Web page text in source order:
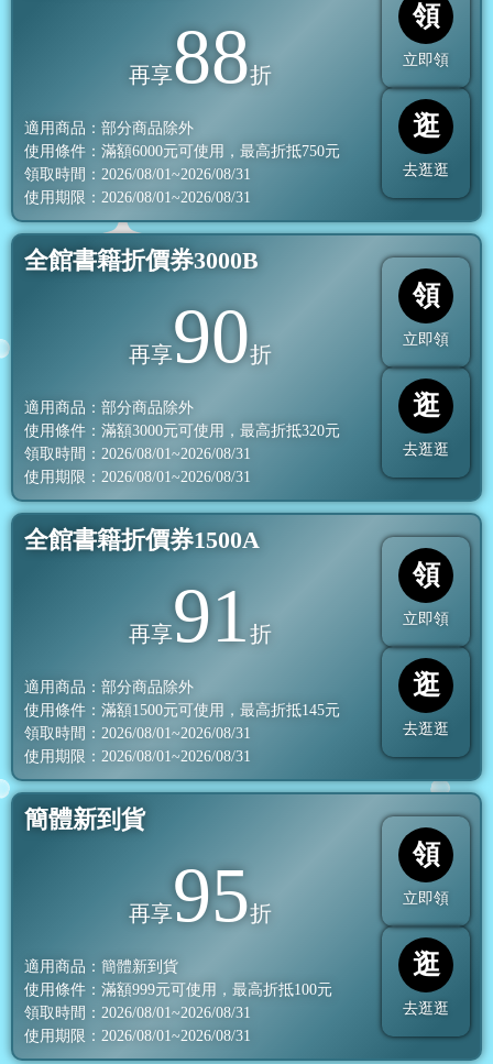
再享88折
適用商品：部分商品除外
使用條件：滿額6000元可使用，最高折抵750元
領取時間：2026/08/01~2026/08/31
使用期限：2026/08/01~2026/08/31
領
立即領
逛
去逛逛
全館書籍折價券3000B
再享90折
適用商品：部分商品除外
使用條件：滿額3000元可使用，最高折抵320元
領取時間：2026/08/01~2026/08/31
使用期限：2026/08/01~2026/08/31
領
立即領
逛
去逛逛
全館書籍折價券1500A
再享91折
適用商品：部分商品除外
使用條件：滿額1500元可使用，最高折抵145元
領取時間：2026/08/01~2026/08/31
使用期限：2026/08/01~2026/08/31
領
立即領
逛
去逛逛
簡體新到貨
再享95折
適用商品：簡體新到貨
使用條件：滿額999元可使用，最高折抵100元
領取時間：2026/08/01~2026/08/31
使用期限：2026/08/01~2026/08/31
領
立即領
逛
去逛逛